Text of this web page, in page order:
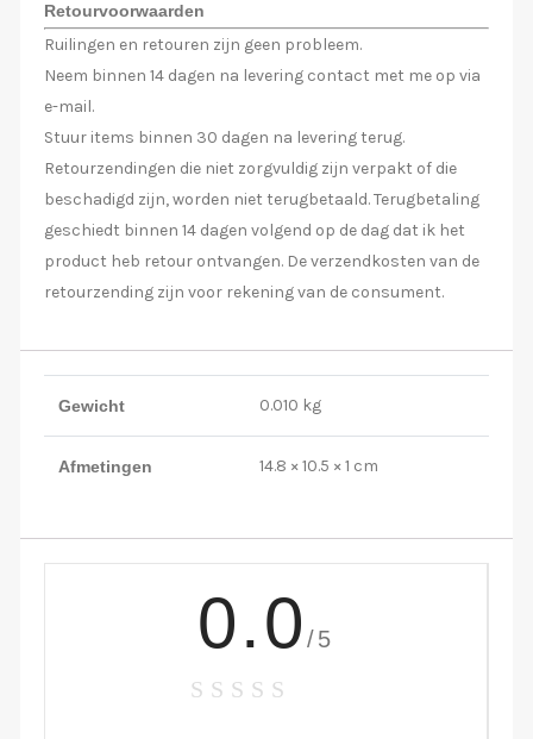
Retourvoorwaarden
Ruilingen en retouren zijn geen probleem.
Neem binnen 14 dagen na levering contact met me op via
e-mail.
Stuur items binnen 30 dagen na levering terug.
Retourzendingen die niet zorgvuldig zijn verpakt of die
beschadigd zijn, worden niet terugbetaald. Terugbetaling
geschiedt binnen 14 dagen volgend op de dag dat ik het
product heb retour ontvangen. De verzendkosten van de
retourzending zijn voor rekening van de consument.
Gewicht 0.010 kg
Afmetingen 14.8 × 10.5 × 1 cm
0.0 /5